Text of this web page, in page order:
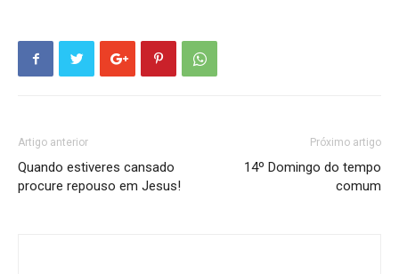
Artigo anterior
Quando estiveres cansado
procure repouso em Jesus!
Próximo artigo
14º Domingo do tempo
comum